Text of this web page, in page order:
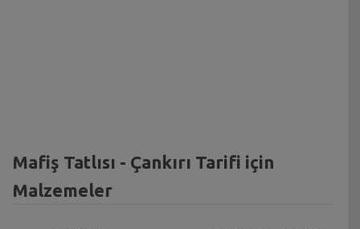
Mafiş Tatlısı - Çankırı Tarifi için
Malzemeler